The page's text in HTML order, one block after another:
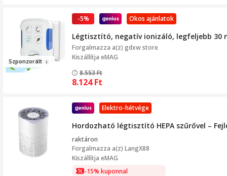
Szponzorált
Okos ajánlatok
-5%
Légtisztító, negatív ionizáló, legfeljebb 30
Forgalmazza a(z) gdxw store
Kiszállítja eMAG
8.553Ft
8.124Ft
Elektro-hétvége
Hordozható légtisztító HEPA szűrővel –
raktáron
Forgalmazza a(z) LangX88
Kiszállítja eMAG
-15% kuponnal